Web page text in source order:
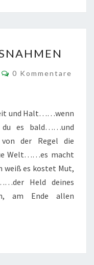
Kommentare
0 Kommentare
und Halt……wenn
du es bald……und
der Regel die
Welt……es macht
weiß es kostet Mut,
Held deines
am Ende allen